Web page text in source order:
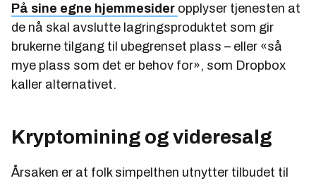
På sine egne hjemmesider opplyser tjenesten at
de nå skal avslutte lagringsproduktet som gir
brukerne tilgang til ubegrenset plass – eller «så
mye plass som det er behov for», som Dropbox
kaller alternativet.
Kryptomining og videresalg
Årsaken er at folk simpelthen utnytter tilbudet til